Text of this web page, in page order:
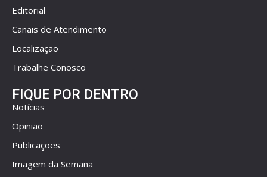
Editorial
Canais de Atendimento
Localização
Trabalhe Conosco
FIQUE POR DENTRO
Notícias
Opinião
Publicações
Imagem da Semana